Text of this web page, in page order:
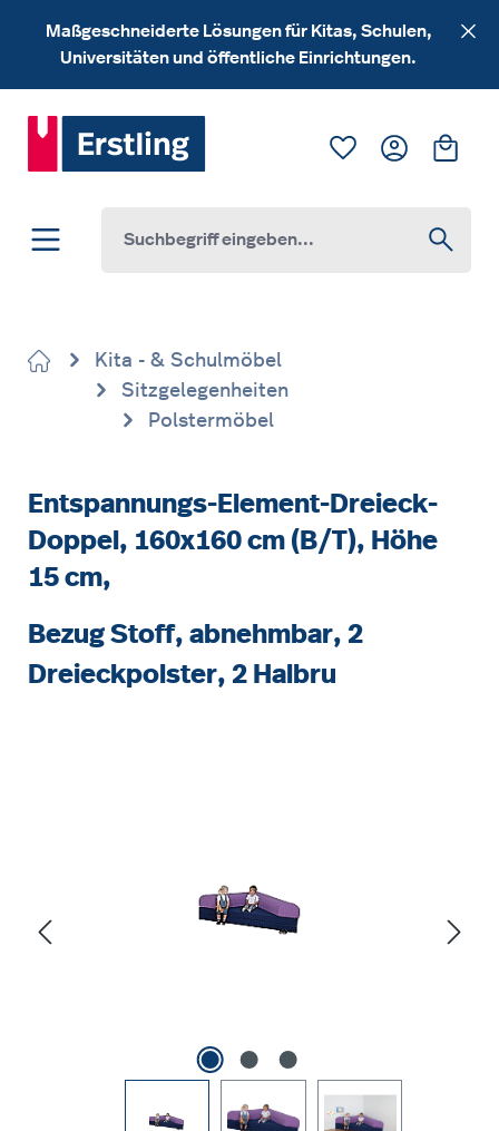
Zum Hauptinhalt springen
Maßgeschneiderte Lösungen für Kitas, Schulen,
Universitäten und öffentliche Einrichtungen.
Du hast 0
Kita - & Schulmöbel
Sitzgelegenheiten
Polstermöbel
Entspannungs-Element-Dreieck-
Doppel, 160x160 cm (B/T), Höhe
15 cm,
Bezug Stoff, abnehmbar, 2
Dreieckpolster, 2 Halbru